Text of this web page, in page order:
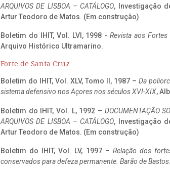
ARQUIVOS DE LISBOA – CATÁLOGO, Investigação
Artur Teodoro de Matos. (Em construção)
Boletim do IHIT, Vol. LVI, 1998 -Revista aos
Arquivo Histórico Ultramarino.
Forte de Santa Cruz
Boletim do IHIT, Vol. XLV, Tomo II, 1987 – Da
sistema defensivo nos Açores nos séculos XVI-XIX,
Boletim do IHIT, Vol. L, 1992 – DOCUMENTAÇÃO
ARQUIVOS DE LISBOA – CATÁLOGO, Investigação
Artur Teodoro de Matos. (Em construção)
Boletim do IHIT, Vol. LV, 1997 – Relação dos
conservados para defeza permanente. Barão de Bastos